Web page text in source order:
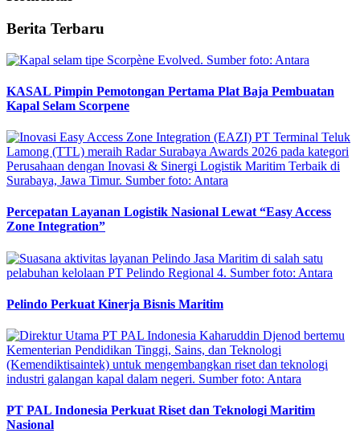
Berita Terbaru
KASAL Pimpin Pemotongan Pertama Plat Baja Pembuatan
Kapal Selam Scorpene
Percepatan Layanan Logistik Nasional Lewat “Easy Access
Zone Integration”
Pelindo Perkuat Kinerja Bisnis Maritim
PT PAL Indonesia Perkuat Riset dan Teknologi Maritim
Nasional